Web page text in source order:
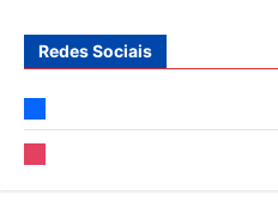
s
Redes Sociais